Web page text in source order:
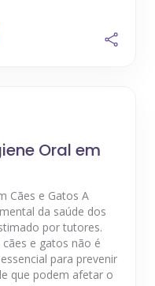
Oral em
Cães e Gatos A
da saúde dos
por tutores.
e gatos não é
para prevenir
que podem afetar o